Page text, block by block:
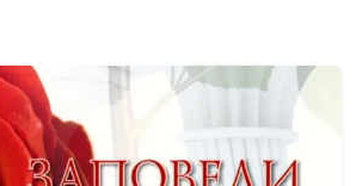
Андрей Качалаба,
священнослужитель
#34
А
Андрей Качалаба,
#33